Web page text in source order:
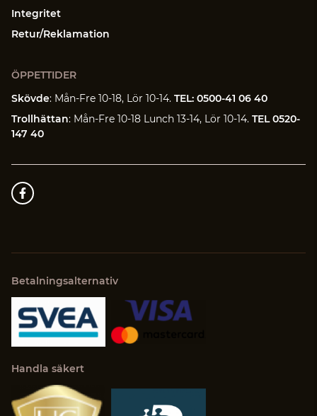
Integritet
Retur/Reklamation
ÖPPETTIDER
Skövde: Mån-Fre 10-18, Lör 10-14. TEL: 0500-41 06 40
Trollhättan: Mån-Fre 10-18 Lunch 13-14, Lör 10-14. TEL 0520-
147 40
Betalningsalternativ
Handla säkert